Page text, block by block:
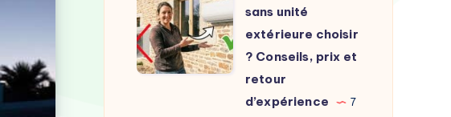
climatiseur
sans
unité
extérieure
sans unité
extérieure choisir
? Conseils, prix et
retour
d’expérience
7